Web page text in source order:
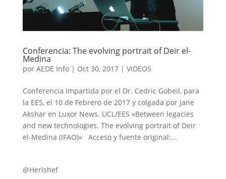
Conferencia: The evolving portrait of Deir el-
Medina
por AEDE Info| Oct 30, 2017| VIDEOS
Conferencia Impartida por el Dr. Cedric Gobeil, para
la EES, el 10 de Febrero de 2017 y colgada por Jane
Akshar en Luxor News. UCL/EES «Between legacies
and new technologies. The evolving portrait of Deir
el-Medina (IFAO)» Acceso y fuente original:...
@Herishef